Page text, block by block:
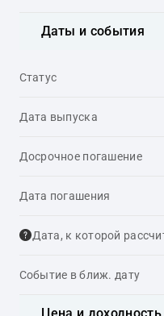
Даты и события
Статус
Дата выпуска
Досрочное погашение
Дата погашения
Дата, к которой
Событие в ближ. дату